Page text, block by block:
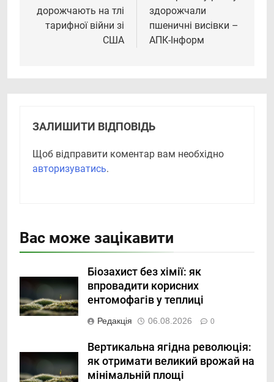
дорожчають на тлі
тарифної війни зі
США
здорожчали
пшеничні висівки –
АПК-Інформ
ЗАЛИШИТИ ВІДПОВІДЬ
Щоб відправити коментар вам необхідно
авторизуватись.
Вас може зацікавити
Біозахист без хімії: як
впровадити корисних
ентомофагів у теплиці
Редакція 06.08.2026 0
Вертикальна ягідна революція:
як отримати великий врожай на
мінімальній площі